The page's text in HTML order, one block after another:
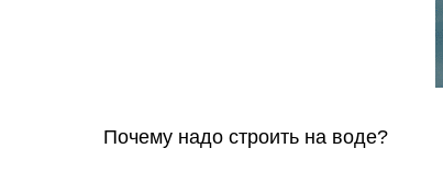
Почему надо строить на воде?